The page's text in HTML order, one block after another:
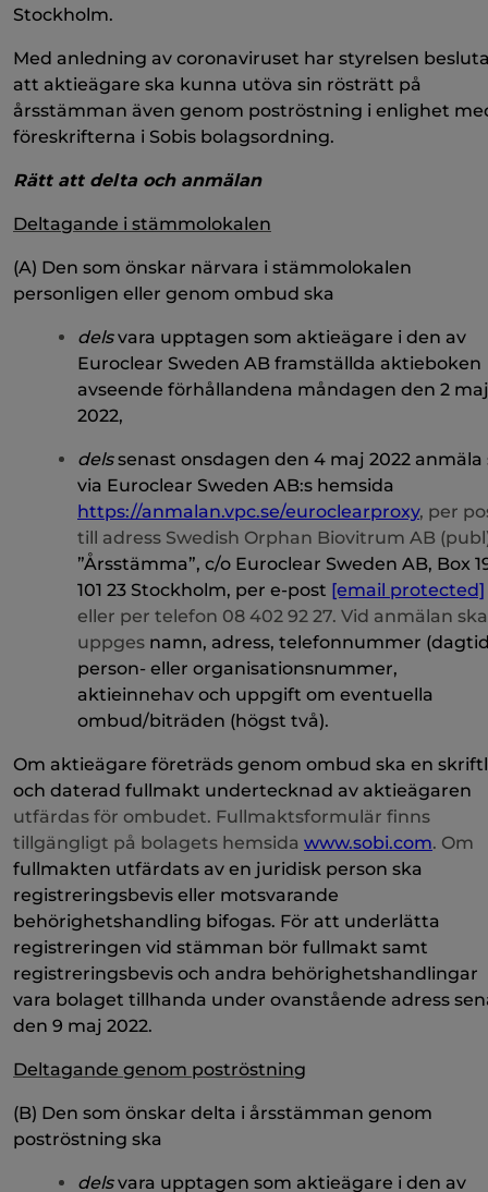
Stockholm.
Med anledning av coronaviruset har styrelsen
att aktieägare ska kunna utöva sin rösträtt på
årsstämman även genom poströstning i enlighet
föreskrifterna i Sobis bolagsordning.
Rätt att delta och anmälan
Deltagande i stämmolokalen
(A) Den som önskar närvara i stämmolokalen
personligen eller genom ombud ska
delsvara upptagen som aktieägare i den av
Euroclear Sweden AB framställda aktieboken
avseende förhållandena måndagen den 2 maj
2022,
delssenast onsdagen den 4 maj 2022 anmäla
via Euroclear Sweden AB:s hemsida
https://anmalan.vpc.se/euroclearproxy, per
till adress Swedish Orphan Biovitrum AB
”Årsstämma”, c/o Euroclear Sweden AB, Box
101 23 Stockholm, per e-post [email protected]
eller per telefon 08 402 92 27. Vid anmälan ska
uppges namn, adress, telefonnummer
person- eller organisationsnummer,
aktieinnehav och uppgift om eventuella
ombud/biträden (högst två).
Om aktieägare företräds genom ombud ska en
och daterad fullmakt undertecknad av aktieägaren
utfärdas för ombudet. Fullmaktsformulär finns
tillgängligt på bolagets hemsida www.sobi.com. Om
fullmakten utfärdats av en juridisk person ska
registreringsbevis eller motsvarande
behörighetshandling bifogas. För att underlätta
registreringen vid stämman bör fullmakt samt
registreringsbevis och andra behörighetshandlingar
vara bolaget tillhanda under ovanstående adress
den 9 maj 2022.
Deltagande genom poströstning
(B) Den som önskar delta i årsstämman genom
poströstning ska
delsvara upptagen som aktieägare i den av